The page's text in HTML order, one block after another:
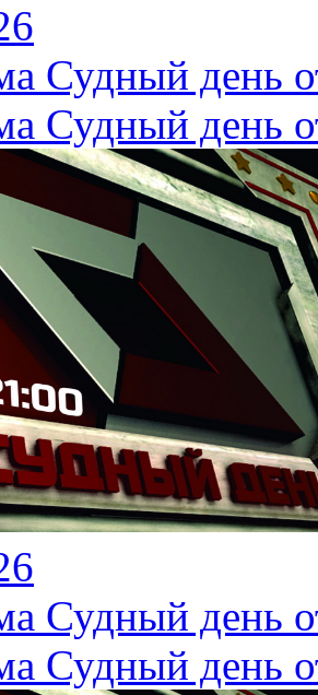
Судный день
Судный день
Судный день
Судный день